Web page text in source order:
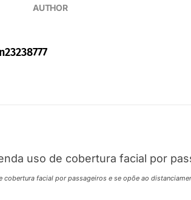
AUTHOR
cobertura facial por passageiros e se opõe ao